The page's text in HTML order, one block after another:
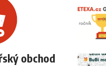
obchod